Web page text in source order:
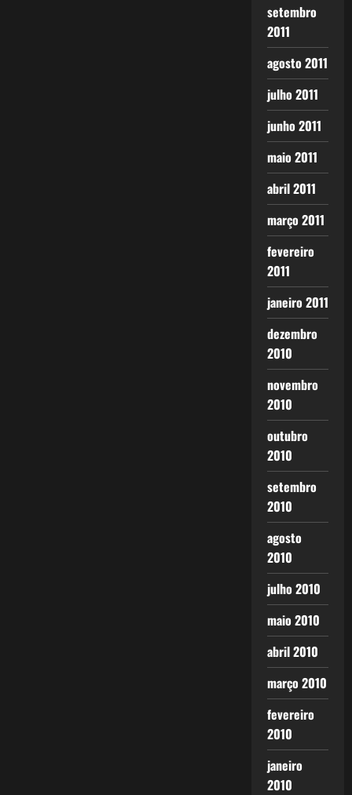
setembro
2011
agosto 2011
julho 2011
junho 2011
maio 2011
abril 2011
março 2011
fevereiro
2011
janeiro 2011
dezembro
2010
novembro
2010
outubro
2010
setembro
2010
agosto
2010
julho 2010
maio 2010
abril 2010
março 2010
fevereiro
2010
janeiro
2010